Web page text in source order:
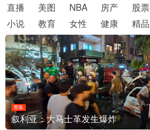
直播
美图 NBA 房产 股票
小说
教育 女性 健康 精品
图集
叙利亚：大马士革发生爆炸